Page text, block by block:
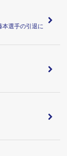
選手の引退に